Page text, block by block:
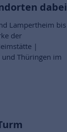
dabei
Lampertheim bis
der
|
Thüringen im